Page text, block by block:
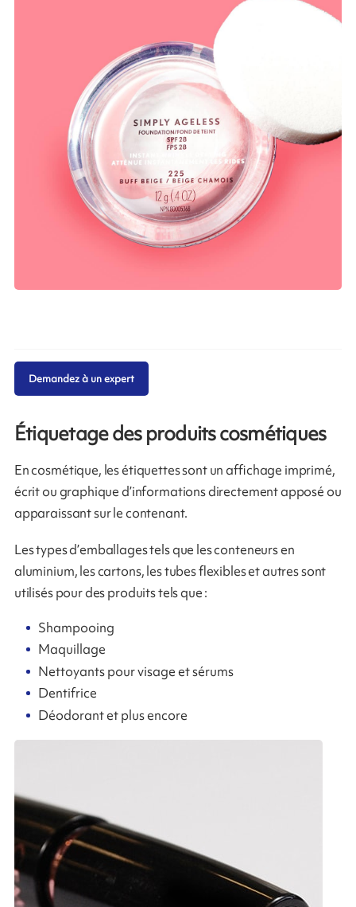
Étiquetage des produits cosmétiques
En cosmétique, les étiquettes sont un affichage imprimé,
écrit ou graphique d’informations directement apposé ou
apparaissant sur le contenant.
Les types d’emballages tels que les conteneurs en
aluminium, les cartons, les tubes flexibles et autres sont
utilisés pour des produits tels que :
Shampooing
Maquillage
Nettoyants pour visage et sérums
Dentifrice
Déodorant et plus encore
Demandez à un expert